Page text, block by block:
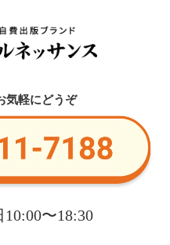
気軽にどうぞ
〜18:30